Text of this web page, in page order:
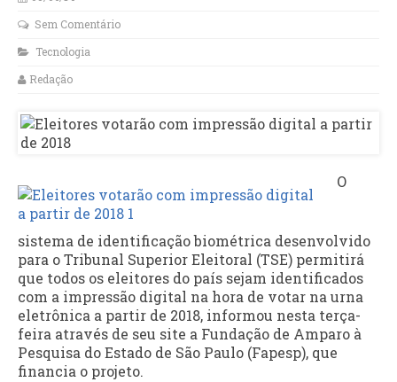
Sem Comentário
Tecnologia
Redação
O
sistema de identificação biométrica desenvolvido
para o Tribunal Superior Eleitoral (TSE) permitirá
que todos os eleitores do país sejam identificados
com a impressão digital na hora de votar na urna
eletrônica a partir de 2018, informou nesta terça-
feira através de seu site a Fundação de Amparo à
Pesquisa do Estado de São Paulo (Fapesp), que
financia o projeto.